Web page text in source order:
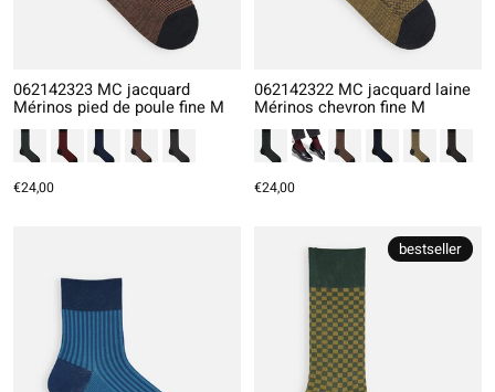
062142323 MC jacquard
Mérinos pied de poule fine M
€24,00
062142322 MC jacquard laine
Mérinos chevron fine M
€24,00
bestseller